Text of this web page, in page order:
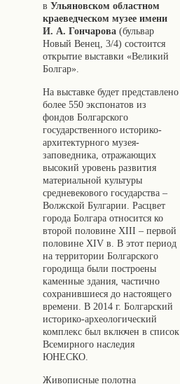
в Ульяновском областном
краеведческом музее имени
И. А. Гончарова (бульвар
Новый Венец, 3/4) состоится
открытие выставки «Великий
Болгар».
На выставке будет представлено
более 550 экспонатов из
фондов Болгарского
государственного историко-
архитектурного музея-
заповедника, отражающих
высокий уровень развития
материальной культуры
средневекового государства –
Волжской Булгарии. Расцвет
города Болгара относится ко
второй половине XIII – первой
половине XIV в. В этот период
на территории Болгарского
городища были построены
каменные здания, частично
сохранившиеся до настоящего
времени. В 2014 г. Болгарский
историко-археологический
комплекс был включен в список
Всемирного наследия
ЮНЕСКО.
Живописные полотна